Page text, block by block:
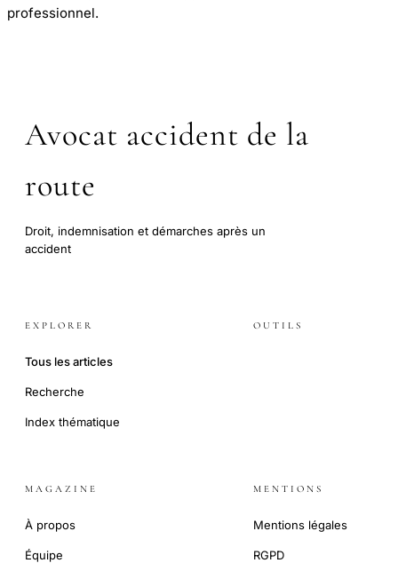
professionnel.
Avocat accident de la
route
Droit, indemnisation et démarches après un
accident
EXPLORER
Tous les articles
Recherche
Index thématique
OUTILS
MAGAZINE
À propos
Équipe
MENTIONS
Mentions légales
RGPD